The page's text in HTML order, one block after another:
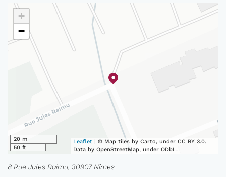
+
−
20 m
50 ft
Leaflet | © Map tiles by Carto, under CC BY 3.0.
Data by OpenStreetMap, under ODbL.
8 Rue Jules Raimu, 30907 Nîmes